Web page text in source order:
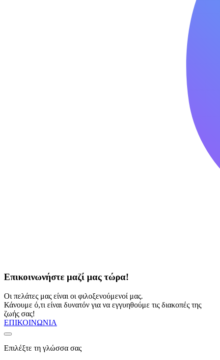
Επικοινωνήστε μαζί μας τώρα!
Οι πελάτες μας είναι οι φιλοξενούμενοί μας.
Κάνουμε ό,τι είναι δυνατόν για να εγγυηθούμε τις διακοπές της
ζωής σας!
ΕΠΙΚΟΙΝΩΝΙΑ
Επιλέξτε τη γλώσσα σας